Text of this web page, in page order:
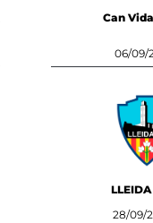
Can
06/09/
LLEIDA
28/09/